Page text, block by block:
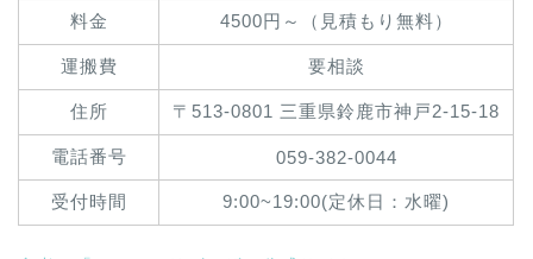
料金 4500円～（見積もり無料）
運搬費 要相談
住所 〒513-0801 三重県鈴鹿市神戸2-15-18
電話番号 059-382-0044
受付時間 9:00~19:00(定休日：水曜)